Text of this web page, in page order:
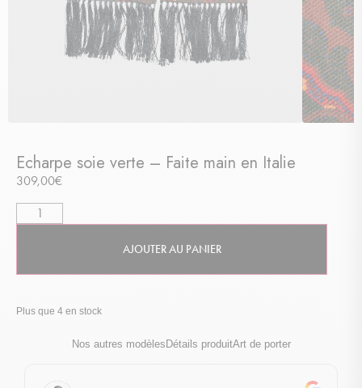
Echarpe soie verte – Faite main en Italie
309,00€
AJOUTER AU PANIER
Plus que 4 en stock
Nos autres modèles Détails produitArt de porter